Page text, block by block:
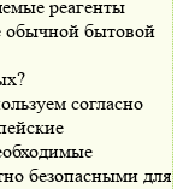
реагенты
обычной бытовой
согласно
безопасными для